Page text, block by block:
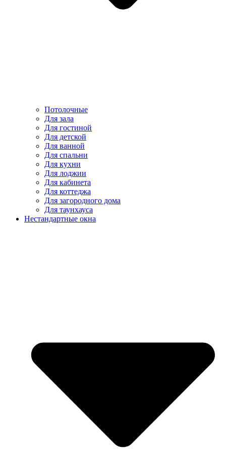
Потолочные
Для зала
Для гостиной
Для детской
Для ванной
Для спальни
Для кухни
Для лоджии
Для кабинета
Для коттеджа
Для загородного дома
Для таунхауса
Нестандартные окна